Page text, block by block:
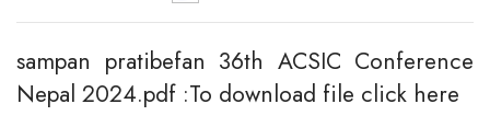
sampan pratibefan 36th ACSIC Conference
Nepal 2024.pdf :To download file click here